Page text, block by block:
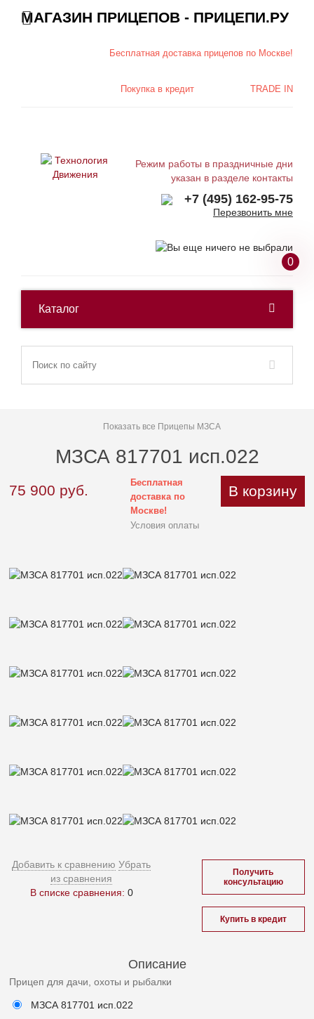
МАГАЗИН ПРИЦЕПОВ - ПРИЦЕПИ.РУ
Бесплатная доставкаприцепов по Москве!
TRADE IN
Покупка в кредит
Режим работы в праздничные дни
указан в разделе контакты
+7 (495) 162-95-75
Перезвонить мне
0
Каталог
Показать все Прицепы МЗСА
МЗСА 817701 исп.022
75 900 руб.
Бесплатная
доставка по
Москве!
Условия оплаты
В корзину
Добавить к сравнению Убрать
из сравнения
В списке сравнения: 0
Получить
консультацию
Купить в кредит
Описание
Прицеп для дачи, охоты и рыбалки
МЗСА 817701 исп.022